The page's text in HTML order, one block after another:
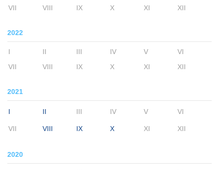
VII
VIII IX X XI XII
2022
I II III IV V
VI
VII
VIII IX X XI XII
2021
I II III IV V VI
VII VIII IX X XI XII
2020